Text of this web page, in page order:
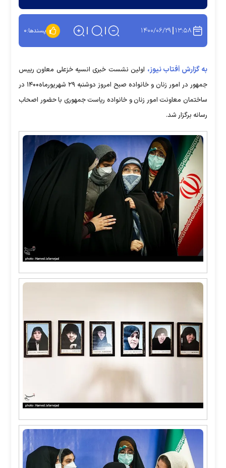
۱۳:۵۸ ۱۴۰۰/۰۶/۲۹ پسندها:۰
به گزارش آفتاب نیوز، اولین نشست خبری انسیه خزعلی معاون رییس
جمهور در امور زنان و خانواده صبح امروز دوشنبه ۲۹ شهریورماه۱۴۰۰ در
ساختمان معاونت امور زنان و خانواده ریاست جمهوری با حضور اصحاب
رسانه برگزار شد.